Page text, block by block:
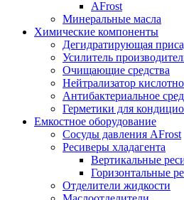
AFrost
Минеральные масла
Химические компоненты
Дегидратирующая
Усилитель
Очищающие средства
Нейтрализатор
Антибактериальное
Герметики для
Емкостное оборудование
Сосуды давления AFrost
Ресиверы хладагента
Вертикальные
Горизонтальные
Отделители жидкости